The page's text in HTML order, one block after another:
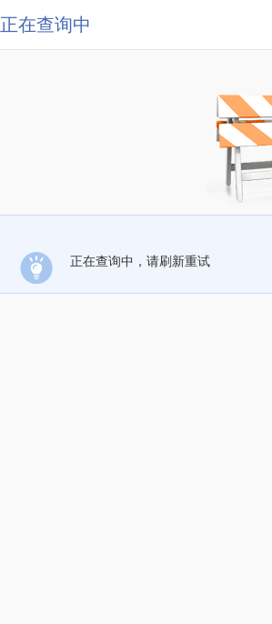
正在查询中
正在查询中，请刷新重试